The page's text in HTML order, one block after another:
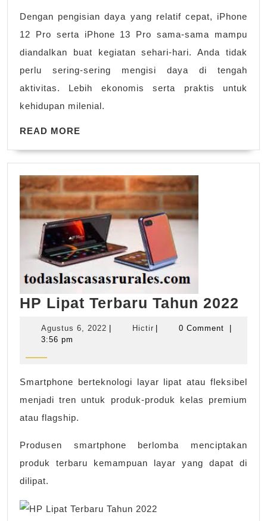
Dengan pengisian daya yang relatif cepat, iPhone
12 Pro serta iPhone 13 Pro sama-sama mampu
diandalkan buat kegiatan sehari-hari. Anda tidak
perlu sering-sering mengisi daya di tengah
aktivitas. Lebih ekonomis serta praktis untuk
kehidupan milenial.
READ MORE
HP Lipat Terbaru Tahun 2022
Agustus 6, 2022 AgustusHictirHictir 0 Comment
3:56 pm
Smartphone berteknologi layar lipat atau fleksibel
menjadi tren untuk produk-produk kelas premium
atau flagship.
Produsen smartphone berlomba menciptakan
produk terbaru kemampuan layar yang dapat di
dilipat.